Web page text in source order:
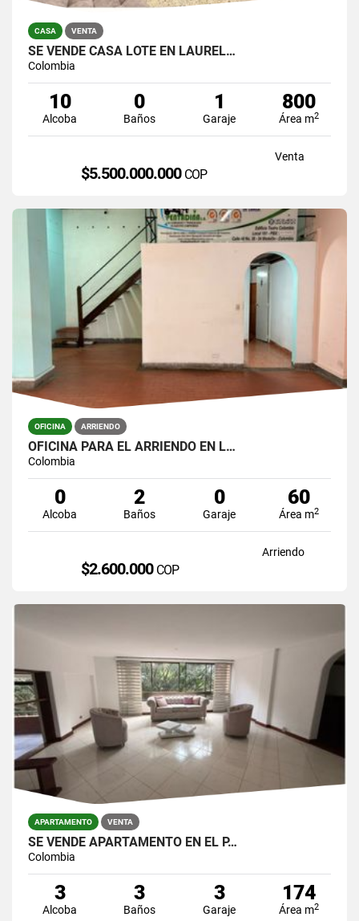
CASA VENTA
SE VENDE CASA LOTE EN LAUREL…
Colombia
10
Alcoba
0
Baños
1
Garaje
800
Área m2
Venta
$5.500.000.000 COP
OFICINA ARRIENDO
OFICINA PARA EL ARRIENDO EN L…
Colombia
0
Alcoba
2
Baños
0
Garaje
60
Área m2
Arriendo
$2.600.000 COP
APARTAMENTO VENTA
SE VENDE APARTAMENTO EN EL P…
Colombia
3
Alcoba
3
Baños
3
Garaje
174
Área m2